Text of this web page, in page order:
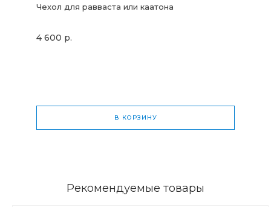
Чехол для равваста или каатона
4 600 р.
В КОРЗИНУ
Рекомендуемые товары